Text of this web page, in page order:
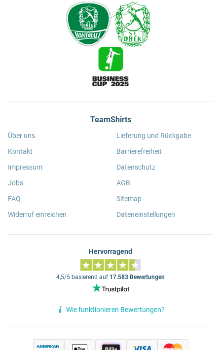
TeamShirts
Über uns
Kontakt
Impressum
Jobs
FAQ
Widerruf einreichen
Lieferung und Rückgabe
Barrierefreiheit
Datenschutz
AGB
Sitemap
Dateneinstellungen
Hervorragend
4,5/5 basierend auf 17.583 Bewertungen
Wie funktionieren Bewertungen?